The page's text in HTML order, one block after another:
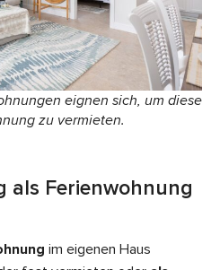
eignen sich, um diese
zu vermieten.
als Ferienwohnung
im eigenen Haus